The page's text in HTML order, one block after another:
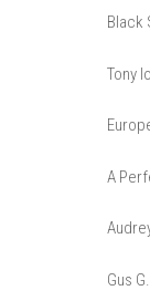
Black
Tony
A
Gus